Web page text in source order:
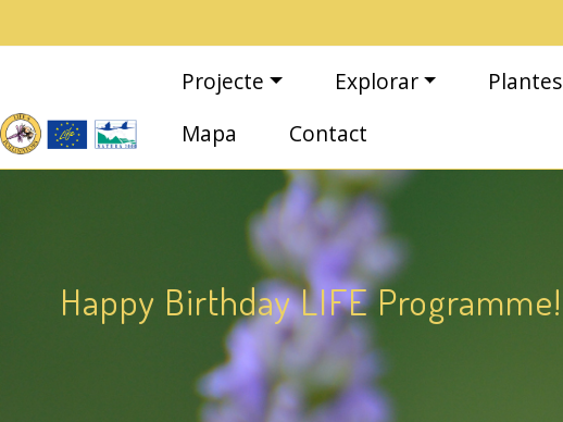
Navegació principal
Projecte Explorar Plantes
Mapa
Contact
Happy Birthday LIFE Programme!